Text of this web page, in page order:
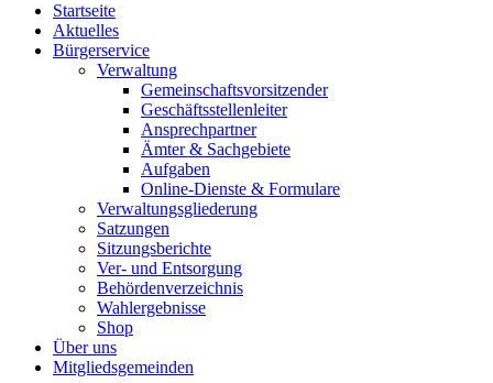
Startseite
Aktuelles
Bürgerservice
Verwaltung
Gemeinschaftsvorsitzender
Geschäftsstellenleiter
Ansprechpartner
Ämter & Sachgebiete
Aufgaben
Online-Dienste & Formulare
Verwaltungsgliederung
Satzungen
Sitzungsberichte
Ver- und Entsorgung
Behördenverzeichnis
Wahlergebnisse
Shop
Über uns
Mitgliedsgemeinden